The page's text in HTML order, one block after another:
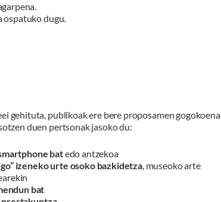
ospatuko dugu.
gehituta, publikoak ere bere proposamen gogokoena
duen pertsonak jasoko du:
batedo antzekoa
izeneko urte osoko bazkidetza, museoko arte
bat